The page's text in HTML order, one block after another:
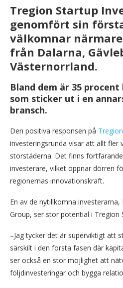
Tregion Startup
genomfört sin
välkomnar
från Dalarna,
Västernorrland.
Bland dem är 35
som sticker ut i en
bransch.
Den positiva responsen på
investeringsrunda visar att allt fler
storstäderna. Det finns
investerare, vilket öppnar dörren
regionernas innovationskraft.
En av de nytillkomna
Group, ser stor potential i Tregion
–Jag tycker det är superviktigt att
särskilt i den första fasen där
ser också en stor möjlighet att
följdinvesteringar och bygga